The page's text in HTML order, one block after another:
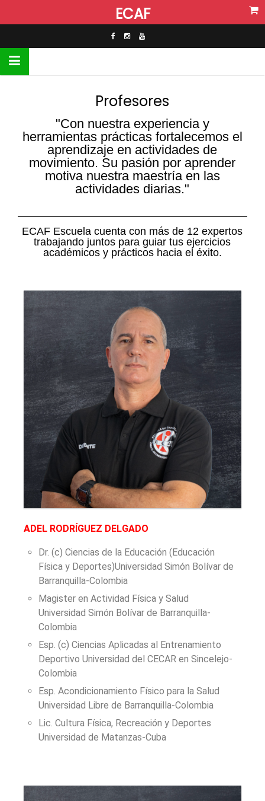
ECAF
Profesores
"Con nuestra experiencia y
herramientas prácticas fortalecemos el
aprendizaje en actividades de
movimiento. Su pasión por aprender
motiva nuestra maestría en las
actividades diarias."
ECAF Escuela cuenta con más de 12 expertos
trabajando juntos para guiar tus ejercicios
académicos y prácticos hacia el éxito.
ADEL RODRÍGUEZ DELGADO
Dr. (c) Ciencias de la Educación (Educación
Física y Deportes)Universidad Simón Bolívar de
Barranquilla-Colombia
Magister en Actividad Física y Salud
Universidad Simón Bolívar de Barranquilla-
Colombia
Esp. (c) Ciencias Aplicadas al Entrenamiento
Deportivo Universidad del CECAR en Sincelejo-
Colombia
Esp. Acondicionamiento Físico para la Salud
Universidad Libre de Barranquilla-Colombia
Lic. Cultura Física, Recreación y Deportes
Universidad de Matanzas-Cuba